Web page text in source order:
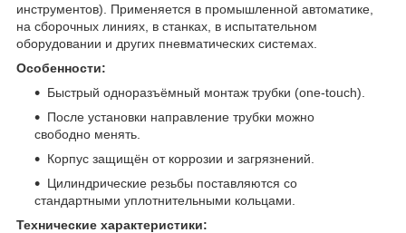
инструментов). Применяется в промышленной автоматике,
на сборочных линиях, в станках, в испытательном
оборудовании и других пневматических системах.
Особенности:
Быстрый одноразъёмный монтаж трубки (one-touch).
После установки направление трубки можно
свободно менять.
Корпус защищён от коррозии и загрязнений.
Цилиндрические резьбы поставляются со
стандартными уплотнительными кольцами.
Технические характеристики: